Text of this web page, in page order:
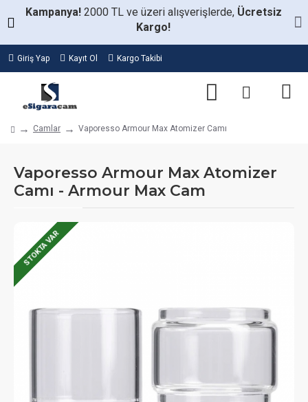
Kampanya! 2000 TL ve üzeri alışverişlerde, Ücretsiz
Kargo!
Giriş Yap Kayıt Ol Kargo Takibi
Camlar Vaporesso Armour Max Atomizer Camı
Vaporesso Armour Max Atomizer
Camı - Armour Max Cam
STOKTA VAR